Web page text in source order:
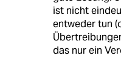
ist nicht
entweder tun
das nur ein